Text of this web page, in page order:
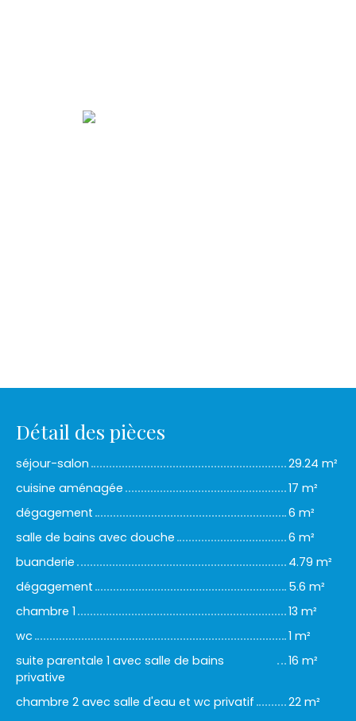
Détail des pièces
séjour-salon
29.24 m²
cuisine aménagée
17 m²
dégagement
6 m²
salle de bains avec douche
6 m²
buanderie
4.79 m²
dégagement
5.6 m²
chambre 1
13 m²
wc
1 m²
suite parentale 1 avec salle de bains
privative
16 m²
chambre 2 avec salle d'eau et wc privatif
22 m²